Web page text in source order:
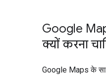
Google
क्यों करना
Google Maps के